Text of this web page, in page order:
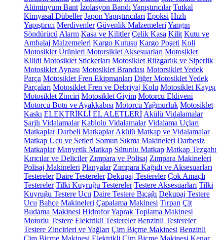
Alüminyum Bant İzolasyon Bandı Yapıştırıcılar Tutkal
Kimyasal Dübeller Japon Yapıştırıcıları Epoksi Hızlı
Yapıştırıcı Merdivenler Güvenlik Malzemeleri Yangın
Söndürücü Alarm Kasa ve Kilitler Çelik Kasa Kilit Kutu ve
Ambalaj Malzemeleri Kargo Kutusu Kargo Poşeti Koli
Motosiklet Ürünleri Motorsiklet Aksesuarları Motosiklet
Kilidi Motosiklet Stickerları Motosiklet Rüzgarlık ve Siperlik
Motosiklet Aynası Motosiklet Brandası Motorsiklet Yedek
Parça Motosiklet Fren Ekipmanları Diğer Motosiklet Yedek
Parçaları Motosiklet Fren ve Debriyaj Kolu Motosiklet Kayışı
Motosiklet Zinciri Motosiklet Giyim Motorcu Eldiveni
Motorcu Botu ve Ayakkabısı Motorcu Yağmurluk Motosiklet
Kaskı ELEKTRİKLİ EL ALETLERİ Akülü Vidalamalar
Şarjlı Vidalamalar Kablolu Vidalamalar Vidalama Uçları
Matkaplar Darbeli Matkaplar Akülü Matkap ve Vidalamalar
Matkap Ucu ve Setleri Somun Sıkma Makineleri Darbesiz
Matkaplar Manyetik Matkap Sütunlu Matkap Matkap Tezgahı
Kırıcılar ve Deliciler Zımpara ve Polisaj Zımpara Makineleri
Polisaj Makineleri Planyalar Zımpara Kağıdı ve Aksesuarları
Testereler Daire Testereler Dekupaj Testereler Çok Amaçlı
Testereler Tilki Kuyruğu Testereler Testere Aksesuarları Tilki
Kuyruğu Testere Ucu Daire Testere Bıçağı Dekupaj Testere
Ucu Bahçe Makineleri Çapalama Makinesi Tırpan Çit
Budama Makinesi HidroforYaprak Toplama Makinesi
Motorlu Testere Elektrikli Testereler Benzinli Testereler
Testere Zincirleri ve Yağları Çim Biçme Makinesi Benzinli
Çim Biçme Makinesi Elektrikli Çim Biçme Makinesi Kenar